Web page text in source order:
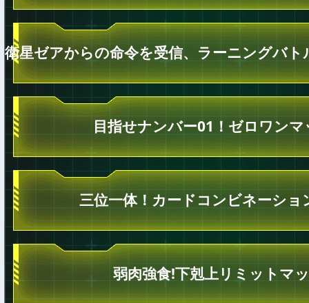
衛星ゼアからの命令を受信、ラーニングバ
目指せナンバー01！ゼロワンマ
三位一体！カードコンビネーショ
弱肉強食!下剋上リミットマ